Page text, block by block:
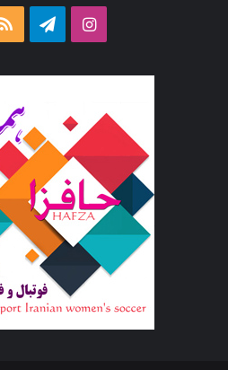
اینستاگرامتلگرام